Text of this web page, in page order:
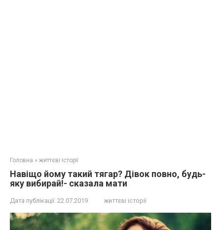
Головна » життєві історії
Навіщо йому такий тягар? Дівок повно, будь-
яку вибирай!- сказала мати
Дата публікації: 22.07.2019 життєві історії